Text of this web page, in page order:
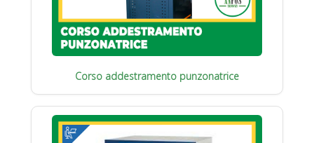
Corso addestramento punzonatrice